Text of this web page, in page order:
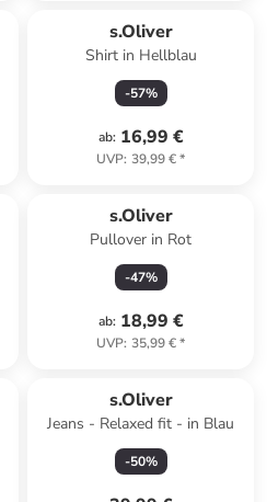
s.Oliver
Shirt in Hellblau
-57%
ab: 16,99 €
UVP: 39,99 €*
s.Oliver
Pullover in Rot
-47%
ab: 18,99 €
UVP: 35,99 €*
s.Oliver
Jeans - Relaxed fit - in Blau
-50%